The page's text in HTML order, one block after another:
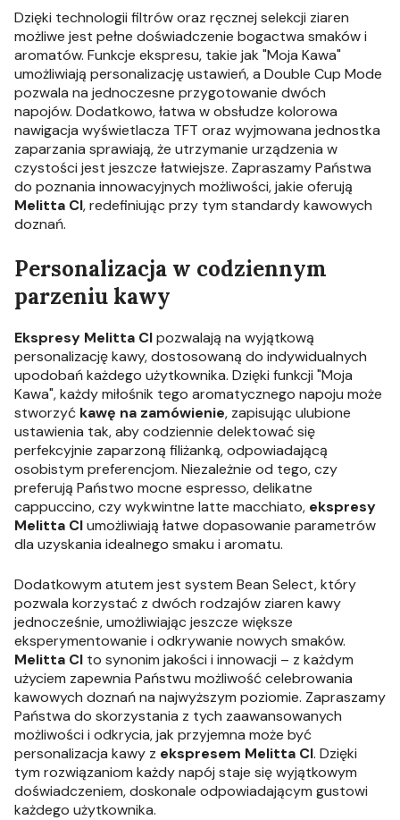
Dzięki technologii filtrów oraz ręcznej selekcji ziaren
możliwe jest pełne doświadczenie bogactwa smaków i
aromatów. Funkcje ekspresu, takie jak "Moja Kawa"
umożliwiają personalizację ustawień, a Double Cup Mode
pozwala na jednoczesne przygotowanie dwóch
napojów. Dodatkowo, łatwa w obsłudze kolorowa
nawigacja wyświetlacza TFT oraz wyjmowana jednostka
zaparzania sprawiają, że utrzymanie urządzenia w
czystości jest jeszcze łatwiejsze. Zapraszamy Państwa
do poznania innowacyjnych możliwości, jakie oferują
Melitta CI, redefiniując przy tym standardy kawowych
doznań.
Personalizacja w codziennym
parzeniu kawy
Ekspresy Melitta CIpozwalają na wyjątkową
personalizację kawy, dostosowaną do indywidualnych
upodobań każdego użytkownika. Dzięki funkcji "Moja
Kawa", każdy miłośnik tego aromatycznego napoju może
stworzyć kawę na zamówienie, zapisując ulubione
ustawienia tak, aby codziennie delektować się
perfekcyjnie zaparzoną filiżanką, odpowiadającą
osobistym preferencjom. Niezależnie od tego, czy
preferują Państwo mocne espresso, delikatne
cappuccino, czy wykwintne latte macchiato, ekspresy
Melitta CIumożliwiają łatwe dopasowanie parametrów
dla uzyskania idealnego smaku i aromatu.
Dodatkowym atutem jest system Bean Select, który
pozwala korzystać z dwóch rodzajów ziaren kawy
jednocześnie, umożliwiając jeszcze większe
eksperymentowanie i odkrywanie nowych smaków.
Melitta CI to synonim jakości i innowacji – z każdym
użyciem zapewnia Państwu możliwość celebrowania
kawowych doznań na najwyższym poziomie. Zapraszamy
Państwa do skorzystania z tych zaawansowanych
możliwości i odkrycia, jak przyjemna może być
personalizacja kawy z ekspresem Melitta CI. Dzięki
tym rozwiązaniom każdy napój staje się wyjątkowym
doświadczeniem, doskonale odpowiadającym gustowi
każdego użytkownika.